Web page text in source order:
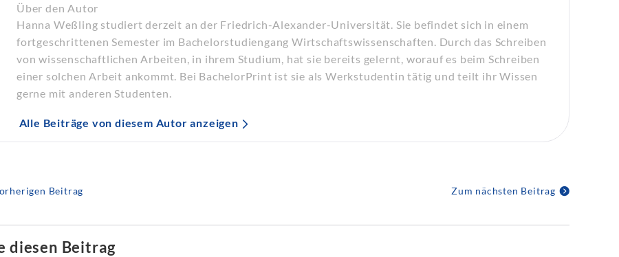
Über den Autor
Hanna Weßling studiert derzeit an der Friedrich-Alexander-Universität. Sie befindet sich in einem
fortgeschrittenen Semester im Bachelorstudiengang Wirtschaftswissenschaften. Durch das Schreiben
von wissenschaftlichen Arbeiten, in ihrem Studium, hat sie bereits gelernt, worauf es beim Schreiben
einer solchen Arbeit ankommt. Bei BachelorPrint ist sie als Werkstudentin tätig und teilt ihr Wissen
gerne mit anderen Studenten.
Alle Beiträge von diesem Autor anzeigen
Beitrag Zum nächsten Beitrag
diesen Beitrag